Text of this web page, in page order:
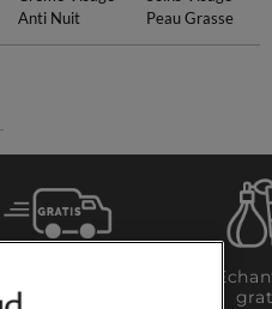
Anti Nuit
Peau Grasse
gratuite dès